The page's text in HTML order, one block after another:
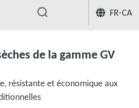
FR-CA
Pompes sèches à becs Pompes à
de la gamme GV
résistante et économique aux